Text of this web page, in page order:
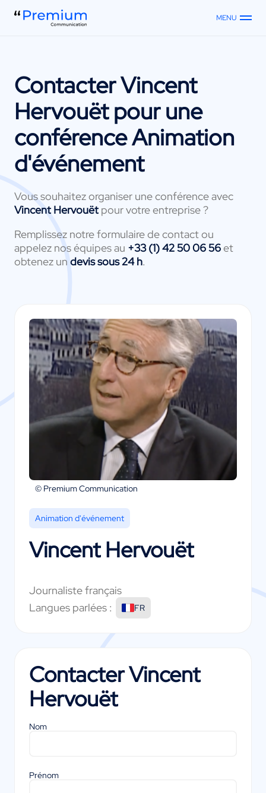
MENU
ContacterVincent
Hervouëtpour une
conférence Animation
d'événement
Vous souhaitez organiser une conférence avec
Vincent Hervouët pour votre entreprise ?
Remplissez notre formulaire de contact ou
appelez nos équipes au +33 (1) 42 50 06 56et
obtenez un devis sous 24 h.
© Premium Communication
Animation d'événement
Vincent Hervouët
Journaliste français
Langues parlées :
FR
ContacterVincent
Hervouët
Nom
Prénom